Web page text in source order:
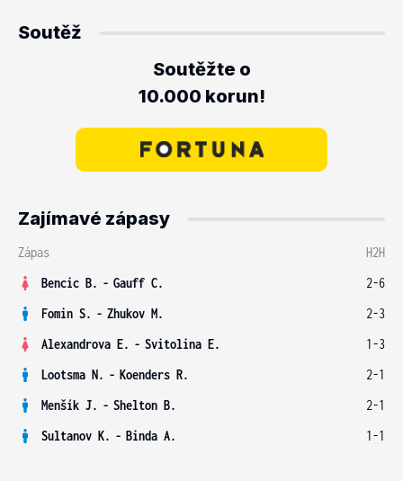
Soutěž
Soutěžte o
10.000 korun!
Zajímavé zápasy
Zápas
H2H
Bencic B. - Gauff C.
2-6
Fomin S. - Zhukov M.
2-3
Alexandrova E. - Svitolina E.
1-3
Lootsma N. - Koenders R.
2-1
Menšík J. - Shelton B.
2-1
Sultanov K. - Binda A. 1-1